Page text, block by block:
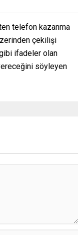
telefon kazanma
çekilişi
ifadeler olan
söyleyen